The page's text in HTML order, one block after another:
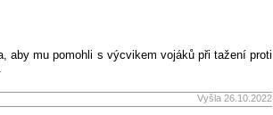
aby mu pomohli s výcvikem vojáků při tažení proti
Vyšla 26.10.2022